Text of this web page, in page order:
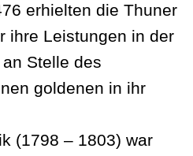
erhielten die Thuner
ihre Leistungen in der
Stelle des
goldenen in ihr
(1798 – 1803) war